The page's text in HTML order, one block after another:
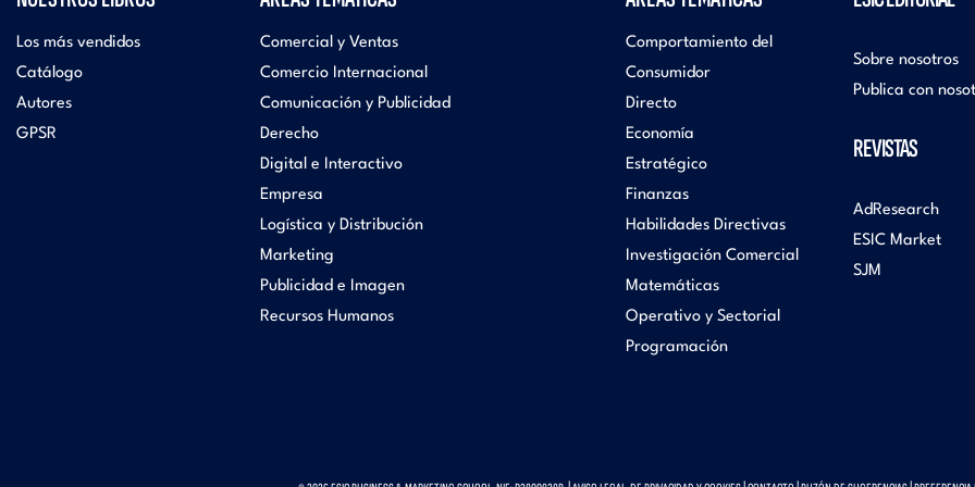
Los más vendidos
Catálogo
Autores
GPSR
Comercial y Ventas
Comercio Internacional
Comunicación y Publicidad
Derecho
Digital e Interactivo
Empresa
Logística y Distribución
Marketing
Publicidad e Imagen
Recursos Humanos
Comportamiento del
Consumidor
Directo
Economía
Estratégico
Finanzas
Habilidades Directivas
Investigación Comercial
Matemáticas
Operativo y Sectorial
Programación
Sobre nosotros
Publica con
REVISTAS
AdResearch
ESIC Market
SJM